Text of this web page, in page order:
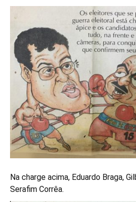
Na charge acima, Eduardo Braga,
Serafim Corrêa.